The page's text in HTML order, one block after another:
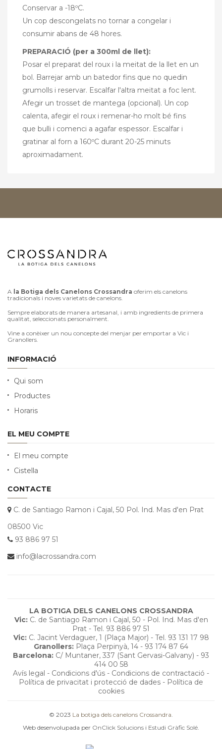
Conservar a -18ºC.
Un cop descongelats no tornar a congelar i
consumir abans de 48 hores.
PREPARACIÓ (per a 300ml de llet):
Posar el preparat del roux i la meitat de la llet en un
bol. Barrejar amb un batedor fins que no quedin
grumolls i reservar. Escalfar l'altra meitat a foc lent.
Afegir un trosset de mantega (opcional). Un cop
calenta, afegir el roux i remenar-ho molt bé fins
que bulli i comenci a agafar espessor. Escalfar i
gratinar al forn a 160ºC durant 20-25 minuts
aproximadament.
A la Botiga dels Canelons Crossandra oferim els canelons
tradicionals i noves varietats de canelons.
Sempre elaborats de manera artesanal, i amb ingredients de primera
qualitat, seleccionats personalment.
Vine a conèixer un nou concepte del menjar per emportar a Vic i
Granollers.
INFORMACIÓ
Qui som
Productes
Horaris
EL MEU COMPTE
El meu compte
Cistella
CONTACTE
C. de Santiago Ramon i Cajal, 50 Pol. Ind. Mas d'en Prat
08500 Vic
93 886 97 51
info@lacrossandra.com
LA BOTIGA DELS CANELONS CROSSANDRA
Vic:C. de Santiago Ramon i Cajal, 50 - Pol. Ind. Mas d'en
Prat - Tel. 93 886 97 51
Vic:C. Jacint Verdaguer, 1 (Plaça Major) - Tel. 93 131 17 98
Granollers: Plaça Perpinyà, 14 - 93 174 87 64
Barcelona: C/ Muntaner, 337 (Sant Gervasi-Galvany) - 93
414 00 58
Avís legal - Condicions d'ús - Condicions de contractació -
Política de privacitat i protecció de dades - Política de
cookies
© 2023 La botiga dels canelons Crossandra.
Web desenvolupada per OnClick Solucions i Estudi Gràfic Solé.